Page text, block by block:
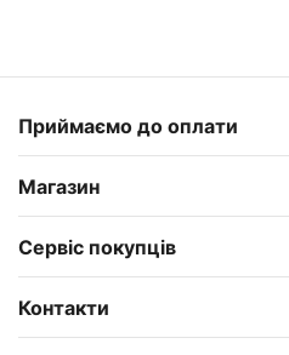
Приймаємо до оплати
Магазин
Сервіс покупців
Контакти